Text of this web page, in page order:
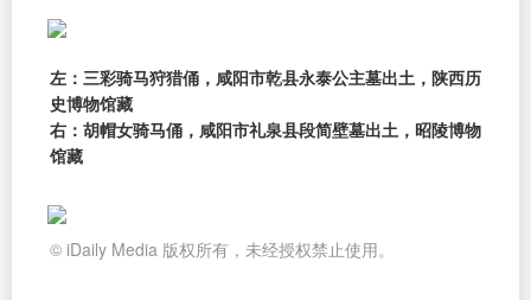
左：三彩骑马狩猎俑，咸阳市乾县永泰公主墓出土，陕西历
史博物馆藏
右：胡帽女骑马俑，咸阳市礼泉县段简壁墓出土，昭陵博物
馆藏
© iDaily Media 版权所有，未经授权禁止使用。